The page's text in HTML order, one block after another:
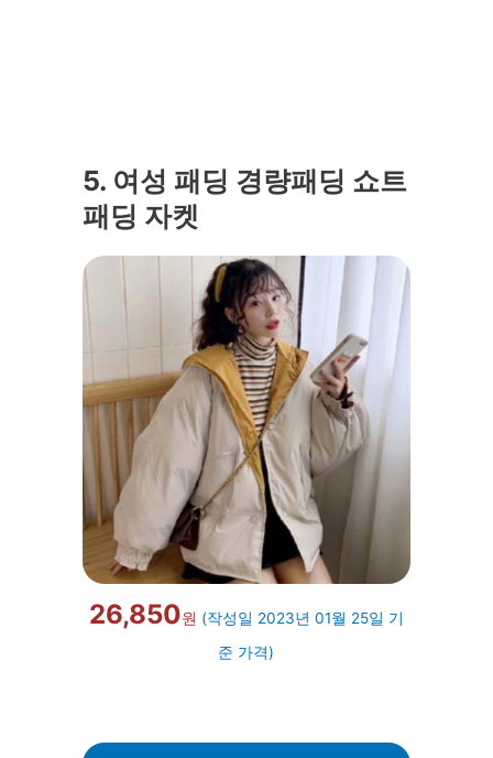
5. 여성 패딩 경량패딩 쇼트
패딩 자켓
26,850원 (작성일 2023년 01월 25일 기
준 가격)